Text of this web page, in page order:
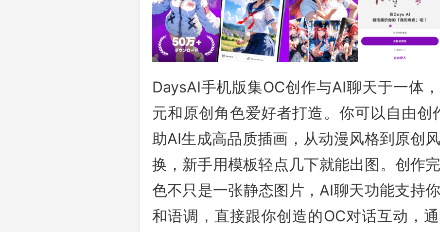
DaysAI手机版集OC创作与AI聊天于一体
元和原创角色爱好者打造。你可以自由创
助AI生成高品质插画，从动漫风格到原创
换，新手用模板轻点几下就能出图。创作
色不只是一张静态图片，AI聊天功能支持
和语调，直接跟你创造的OC对话互动，